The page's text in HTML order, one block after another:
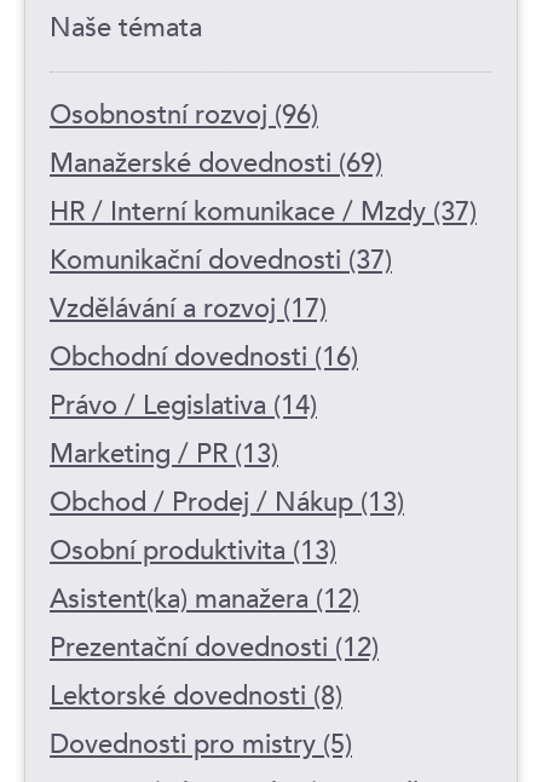
Naše témata
Osobnostní rozvoj (96)
Manažerské dovednosti (69)
HR / Interní komunikace / Mzdy (37)
Komunikační dovednosti (37)
Vzdělávání a rozvoj (17)
Obchodní dovednosti (16)
Právo / Legislativa (14)
Marketing / PR (13)
Obchod / Prodej / Nákup (13)
Osobní produktivita (13)
Asistent(ka) manažera (12)
Prezentační dovednosti (12)
Lektorské dovednosti (8)
Dovednosti pro mistry (5)